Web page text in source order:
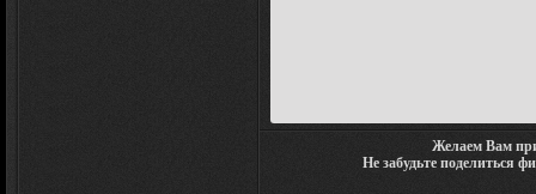
Желаем Вам
Не забудьте поделиться